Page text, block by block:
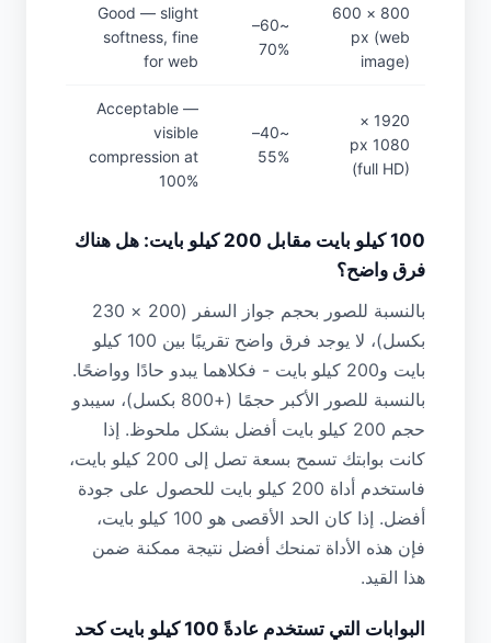
800 × 600
px (web
image)
~60–
70%
Good — slight
softness, fine
for web
1920 ×
1080 px
(full HD)
~40–
55%
Acceptable —
visible
compression at
100%
100 كيلو بايت مقابل 200 كيلو بايت: هل هناك
فرق واضح؟
بالنسبة للصور بحجم جواز السفر (200 × 230
بكسل)، لا يوجد فرق واضح تقريبًا بين 100 كيلو
بايت و200 كيلو بايت - فكلاهما يبدو حادًا وواضحًا.
بالنسبة للصور الأكبر حجمًا (+800 بكسل)، سيبدو
حجم 200 كيلو بايت أفضل بشكل ملحوظ. إذا
كانت بوابتك تسمح بسعة تصل إلى 200 كيلو بايت،
فاستخدم أداة 200 كيلو بايت للحصول على جودة
أفضل. إذا كان الحد الأقصى هو 100 كيلو بايت،
فإن هذه الأداة تمنحك أفضل نتيجة ممكنة ضمن
هذا القيد.
البوابات التي تستخدم عادةً 100 كيلو بايت كحد